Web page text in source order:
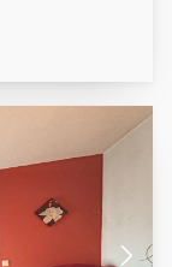
ouvrant
place de
pour une
locatif ! AP: